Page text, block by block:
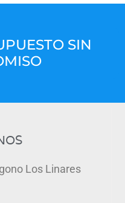
SIN
Los Linares